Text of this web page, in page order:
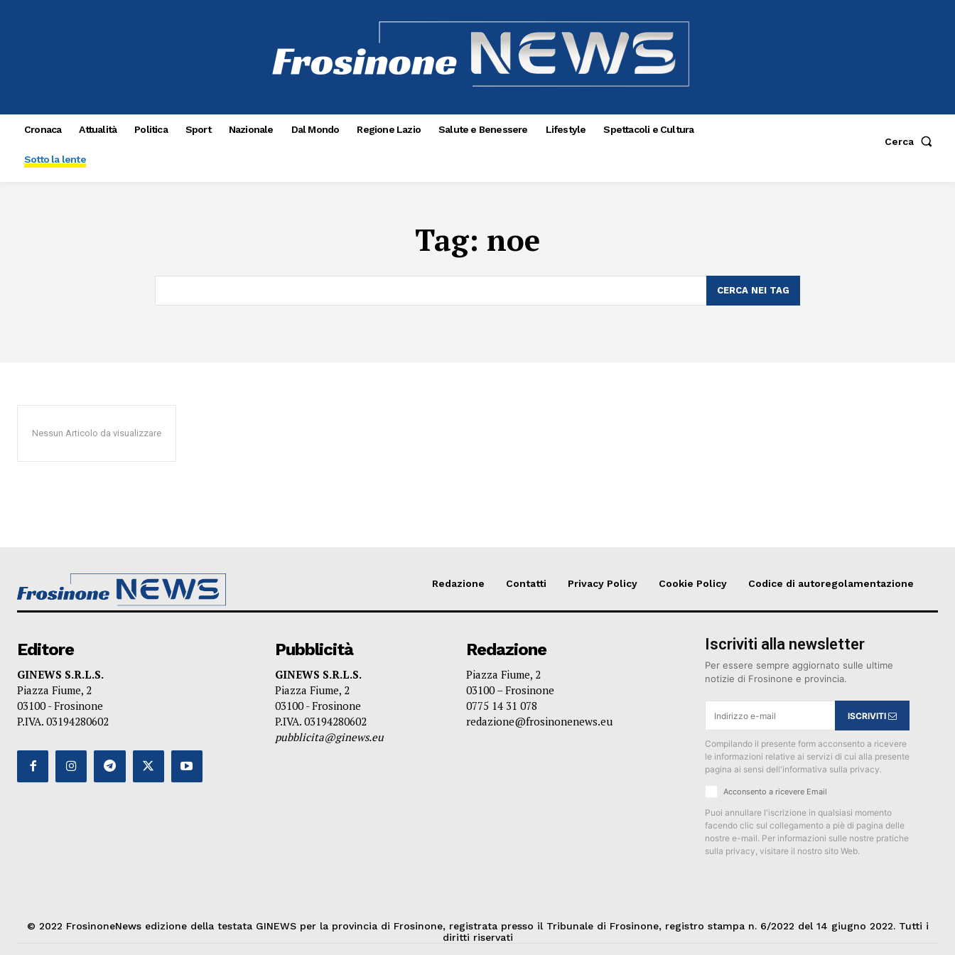
Cronaca Attualità Politica Sport Nazionale Dal Mondo Regione Lazio Salute e Benessere Lifestyle Spettacoli e Cultura
Sotto la lente
Cerca
Tag: noe
CERCA NEI TAG
Nessun Articolo da visualizzare
Redazione Contatti Privacy Policy Cookie Policy Codice di autoregolamentazione
Editore
GINEWS S.R.L.S.
Piazza Fiume, 2
03100 - Frosinone
P.IVA. 03194280602
Pubblicità
GINEWS S.R.L.S.
Piazza Fiume, 2
03100 - Frosinone
P.IVA. 03194280602
pubblicita@ginews.eu
Redazione
Piazza Fiume, 2
03100 – Frosinone
0775 14 31 078
redazione@frosinonenews.eu
Iscriviti alla newsletter
Per essere sempre aggiornato sulle ultime
notizie di Frosinone e provincia.
ISCRIVITI
Compilando il presente form acconsento a ricevere
le informazioni relative ai servizi di cui alla presente
pagina ai sensi dell'informativa sulla privacy.
Acconsento a ricevere Email
Puoi annullare l'iscrizione in qualsiasi momento
facendo clic sul collegamento a piè di pagina delle
nostre e-mail. Per informazioni sulle nostre pratiche
sulla privacy, visitare il nostro sito Web.
© 2022 FrosinoneNews edizione della testata GINEWS per la provincia di Frosinone, registrata presso il Tribunale di Frosinone, registro stampa n. 6/2022 del 14 giugno 2022. Tutti i
diritti riservati